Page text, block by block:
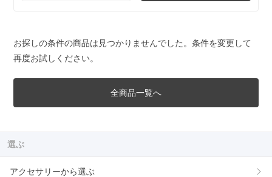
お探しの条件の商品は見つかりませんでした。条件を変更して
再度お試しください。
全商品一覧へ
選ぶ
アクセサリーから選ぶ